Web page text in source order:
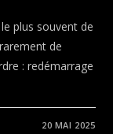
plus souvent de
de
: redémarrage
20 MAI 2025